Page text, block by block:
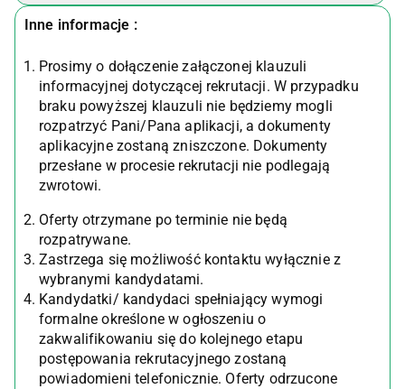
Inne informacje :
Prosimy o dołączenie załączonej klauzuli
informacyjnej dotyczącej rekrutacji. W przypadku
braku powyższej klauzuli nie będziemy mogli
rozpatrzyć Pani/Pana aplikacji, a dokumenty
aplikacyjne zostaną zniszczone. Dokumenty
przesłane w procesie rekrutacji nie podlegają
zwrotowi.
Oferty otrzymane po terminie nie będą
rozpatrywane.
Zastrzega się możliwość kontaktu wyłącznie z
wybranymi kandydatami.
Kandydatki/ kandydaci spełniający wymogi
formalne określone w ogłoszeniu o
zakwalifikowaniu się do kolejnego etapu
postępowania rekrutacyjnego zostaną
powiadomieni telefonicznie. Oferty odrzucone